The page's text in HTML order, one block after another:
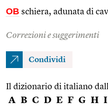
OB schiera, adunata di
Correzioni e suggerimenti
Condividi
Il dizionario di italiano
A B C D E F G H I